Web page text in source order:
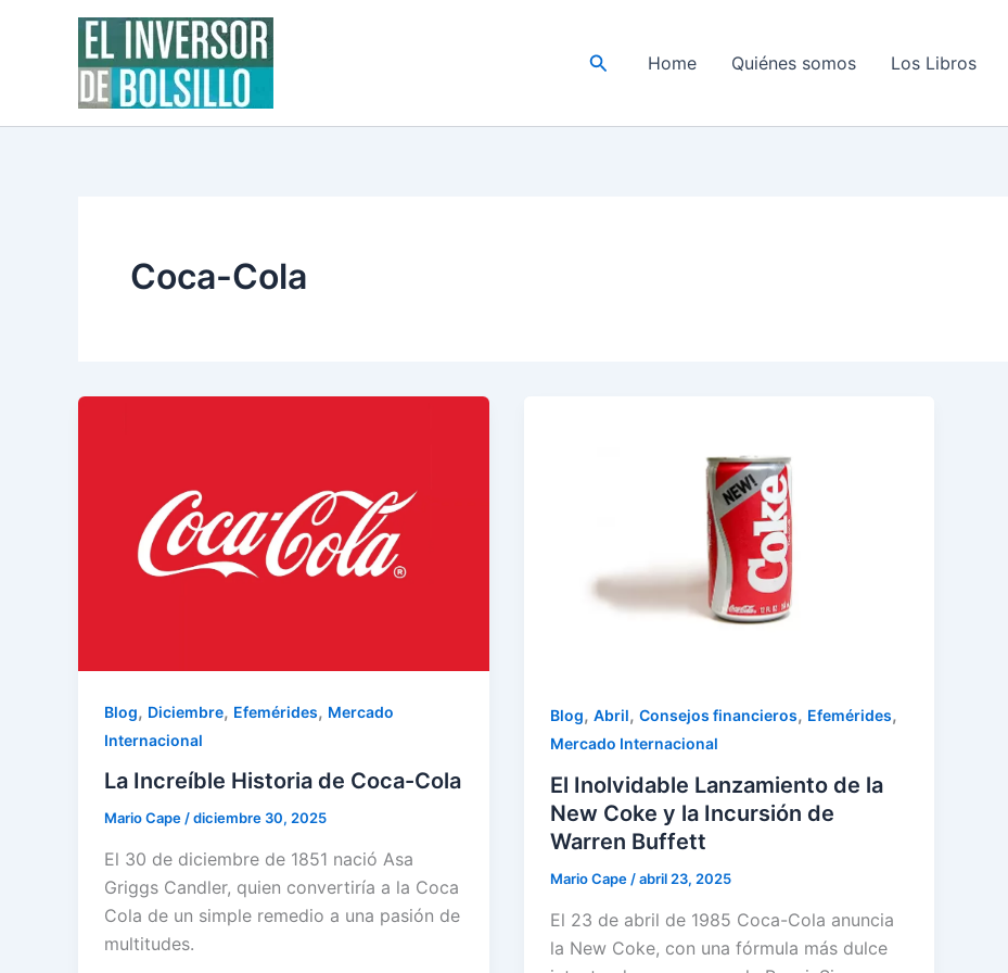
contenido
BuscarHome Quiénes somos Los Libros
Coca-Cola
Blog, Diciembre, Efemérides, Mercado
Internacional
La Increíble Historia de Coca-Cola
Mario Cape/diciembre 30, 2025
El 30 de diciembre de 1851 nació Asa
Griggs Candler, quien convertiría a la Coca
Cola de un simple remedio a una pasión de
multitudes.
Blog, Abril, Consejos financieros, Efemérides,
Mercado Internacional
El Inolvidable Lanzamiento de la
New Coke y la Incursión de
Warren Buffett
Mario Cape /abril 23, 2025
El 23 de abril de 1985 Coca-Cola anuncia
la New Coke, con una fórmula más dulce